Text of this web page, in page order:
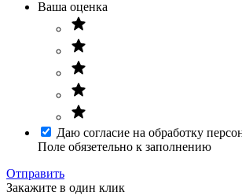
Ваша оценка
Даю согласие на обработку
Поле обязетельно к заполнению
Отправить
Закажите в один клик